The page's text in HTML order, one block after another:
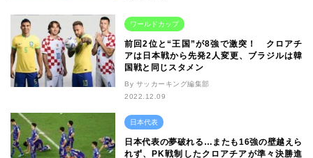
ワールドカップ
前回2位と“王国”が8強で激突！ クロアチ
アは日本戦から先発2人変更、ブラジルは韓
国戦と同じスタメン
By サッカーキング編集部
2022.12.09
日本代表
日本代表の夢破れる…またも16強の壁越えら
れず、PK戦制したクロアチアが準々決勝進